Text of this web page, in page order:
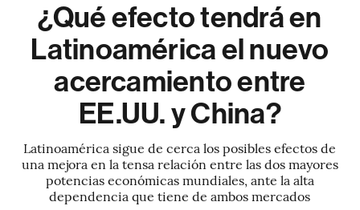
¿Qué efecto tendrá en
Latinoamérica el nuevo
acercamiento entre
EE.UU. y China?
Latinoamérica sigue de cerca los posibles efectos de
una mejora en la tensa relación entre las dos mayores
potencias económicas mundiales, ante la alta
dependencia que tiene de ambos mercados